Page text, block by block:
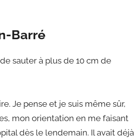
Barré
sauter à plus de 10 cm de
Je pense et je suis même sûr,
mon orientation en me faisant
dès le lendemain. Il avait déjà